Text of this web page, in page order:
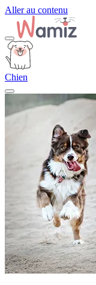
Aller au contenu
Chien